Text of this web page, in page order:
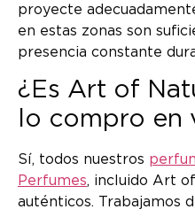
proyecte
en estas zonas son
presencia constante
¿Es Art of
lo compro en
Sí, todos nuestros
Perfumes, incluido Art
auténticos. Trabajamos